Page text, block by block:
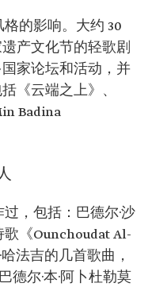
的影响。大约 30
产文化节的轻歌剧
家论坛和活动，并
《云端之上》、
Badina
，包括：巴德尔·沙
歌《Ounchoudat Al-
法吉的几首歌曲，
德尔·本·阿卜杜勒莫